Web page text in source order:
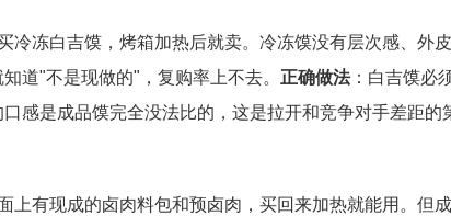
冷冻白吉馍，烤箱加热后就卖。冷冻馍没有层次感、外
道"不是现做的"，复购率上不去。 正确做法：白吉馍必
感是成品馍完全没法比的，这是拉开和竞争对手差距的
面上有现成的卤肉料包和预卤肉，买回来加热就能用。但